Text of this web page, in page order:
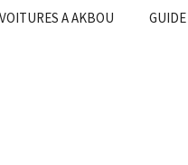
A AKBOU